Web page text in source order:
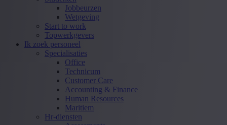
Jobbeurzen
Wetgeving
Start to work
Topwerkgevers
Ik zoek personeel
Specialisaties
Office
Technicum
Customer Care
Accounting & Finance
Human Resources
Maritiem
Hr-diensten